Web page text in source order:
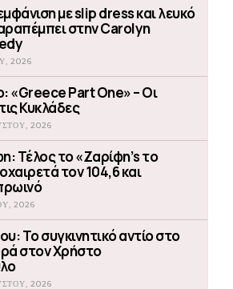
με slip dress και λευκό
στην Carolyn
2026
«Greece Part One» – Οι
Κυκλάδες
2026
Τέλος το «Ζαρίφη’s το
τον 104,6 και
2026
Το συγκινητικό αντίο στο
στον Χρήστο
2026